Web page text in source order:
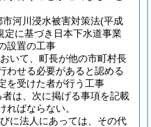
河川浸水被害対策法(平成
定に基づき日本下水道事業
設置の工事
いて、町長が他の市町村長
わせる必要があると認める
を受けた者が行う工事
は、次に掲げる事項を記載
ればならない。
に法人にあっては、その代